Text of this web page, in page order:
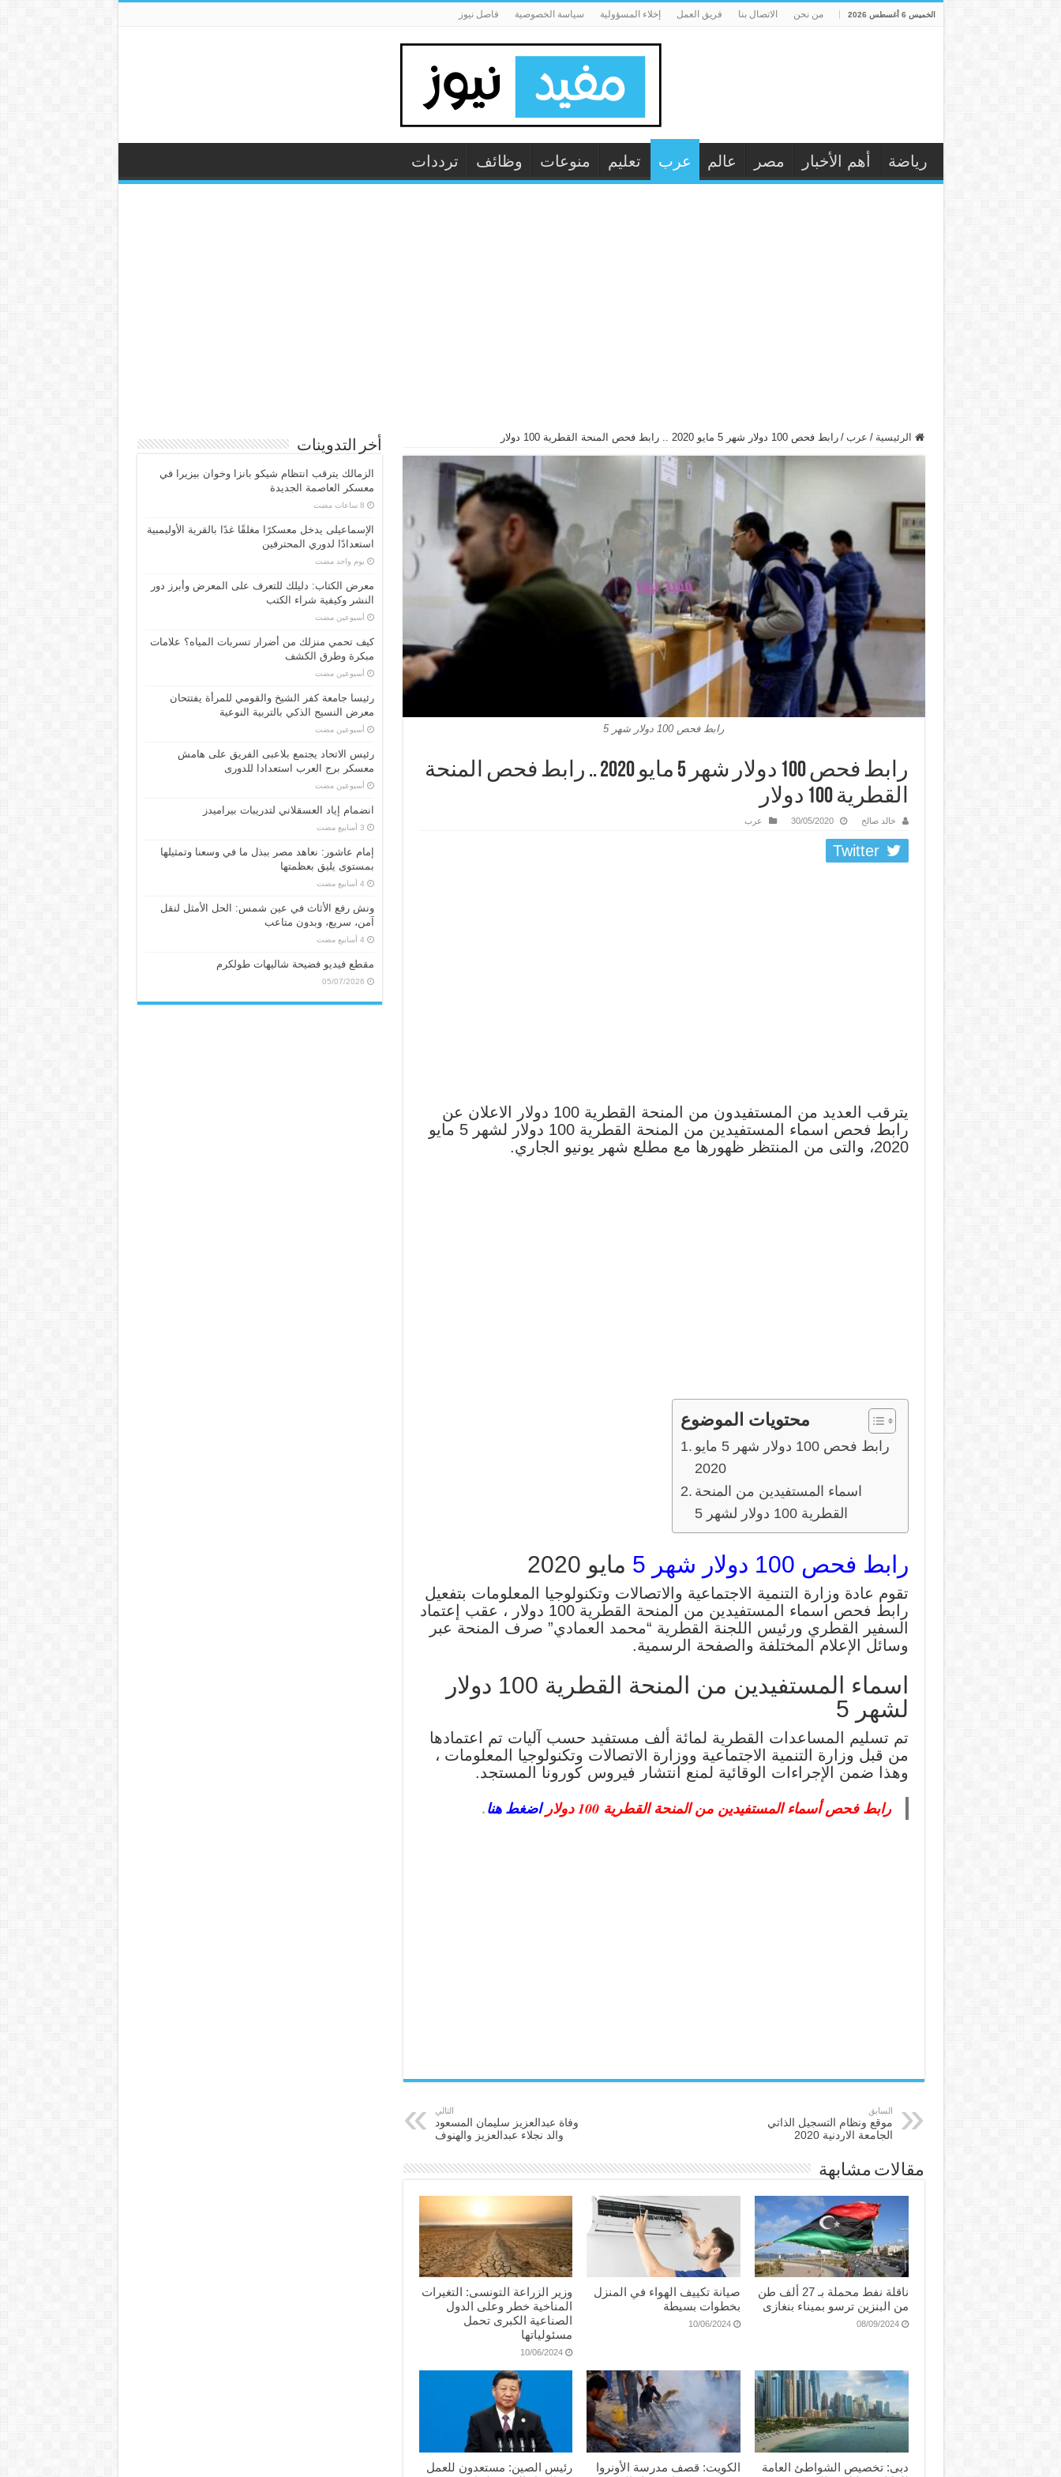
الخميس 6 أغسطس 2026 من نحن الاتصال بنا فريق العمل إخلاء المسؤولية سياسة الخصوصية فاصل نيوز
رياضة أهم الأخبار مصر عالم عرب تعليم منوعات وظائف ترددات
الرئيسية / عرب / رابط فحص 100 دولار شهر 5 مايو 2020 .. رابط فحص المنحة القطرية 100 دولار
رابط فحص 100 دولار شهر 5
رابط فحص 100 دولار شهر 5 مايو 2020 .. رابط فحص المنحة
القطرية 100 دولار
خالد صالح 30/05/2020 عرب
Twitter
يترقب العديد من المستفيدون من المنحة القطرية 100 دولار الاعلان عن
رابط فحص اسماء المستفيدين من المنحة القطرية 100 دولار لشهر 5 مايو
2020، والتى من المنتظر ظهورها مع مطلع شهر يونيو الجاري.
محتويات الموضوع
رابط فحص 100 دولار شهر 5 مايو
2020
اسماء المستفيدين من المنحة
القطرية 100 دولار لشهر 5
رابط فحص 100 دولار شهر 5 مايو 2020
تقوم عادة وزارة التنمية الاجتماعية والاتصالات وتكنولوجيا المعلومات بتفعيل
رابط فحص اسماء المستفيدين من المنحة القطرية 100 دولار ، عقب إعتماد
السفير القطري ورئيس اللجنة القطرية “محمد العمادي” صرف المنحة عبر
وسائل الإعلام المختلفة والصفحة الرسمية.
اسماء المستفيدين من المنحة القطرية 100 دولار
لشهر 5
تم تسليم المساعدات القطرية لمائة ألف مستفيد حسب آليات تم اعتمادها
من قبل وزارة التنمية الاجتماعية ووزارة الاتصالات وتكنولوجيا المعلومات ،
وهذا ضمن الإجراءات الوقائية لمنع انتشار فيروس كورونا المستجد.
رابط فحص أسماء المستفيدين من المنحة القطرية 100 دولار اضغط هنا.
السابق
موقع ونظام التسجيل الذاتي
الجامعة الاردنية 2020
التالي
وفاة عبدالعزيز سليمان المسعود
والد نجلاء عبدالعزيز والهنوف
مقالات مشابهة
ناقلة نفط محملة بـ 27 ألف طن
من البنزين ترسو بميناء بنغازى
08/09/2024
صيانة تكييف الهواء في المنزل
بخطوات بسيطة
10/06/2024
وزير الزراعة التونسى: التغيرات
المناخية خطر وعلى الدول
الصناعية الكبرى تحمل
مسئولياتها
10/06/2024
دبى: تخصيص الشواطئ العامة
الكويت: قصف مدرسة الأونروا
رئيس الصين: مستعدون للعمل
أخر التدوينات
الزمالك يترقب انتظام شيكو بانزا وخوان بيزيرا في
معسكر العاصمة الجديدة
الإسماعیلی یدخل معسكرًا مغلقًا غدًا بالقرية الأوليمبية
استعدادًا لدوري المحترفين
‏يوم واحد مضت
معرض الكتاب: دليلك للتعرف على المعرض وأبرز دور
النشر وكيفية شراء الكتب
‏أسبوعين مضت
كيف تحمي منزلك من أضرار تسربات المياه؟ علامات
مبكرة وطرق الكشف
‏أسبوعين مضت
رئيسا جامعة كفر الشيخ والقومي للمرأة يفتتحان
معرض النسيج الذكي بالتربية النوعية
‏أسبوعين مضت
رئيس الاتحاد يجتمع بلاعبى الفريق على هامش
معسكر برج العرب استعدادا للدورى
‏أسبوعين مضت
انضمام إياد العسقلاني لتدريبات بيراميدز
إمام عاشور: نعاهد مصر ببذل ما في وسعنا وتمثيلها
بمستوى يليق بعظمتها
ونش رفع الأثاث في عين شمس: الحل الأمثل لنقل
آمن، سريع، وبدون متاعب
مقطع فيديو فضيحة شاليهات طولكرم
05/07/2026